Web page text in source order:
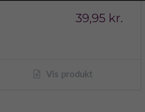
39,95 kr.
Vis produkt